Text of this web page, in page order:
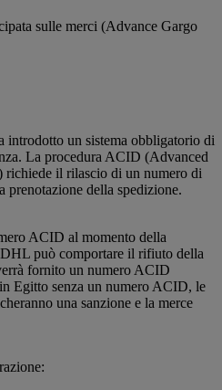
sulle merci (Advance Gargo
introdotto un sistema obbligatorio di
La procedura ACID (Advanced
il rilascio di un numero di
della spedizione.
ACID al momento della
può comportare il rifiuto della
fornito un numero ACID
Egitto senza un numero ACID, le
una sanzione e la merce